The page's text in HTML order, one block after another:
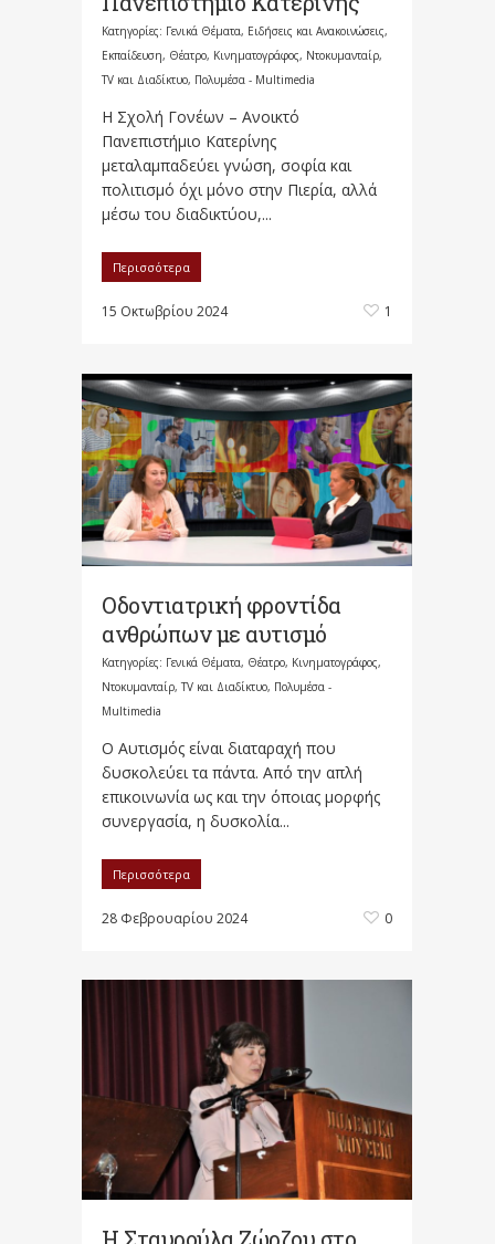
Κατηγορίες: Γενικά Θέματα, Ειδήσεις και Ανακοινώσεις,
Εκπαίδευση, Θέατρο, Κινηματογράφος, Ντοκυμανταίρ,
TV και Διαδίκτυο, Πολυμέσα - Multimedia
Η Σχολή Γονέων – Ανοικτό
Πανεπιστήμιο Κατερίνης
μεταλαμπαδεύει γνώση, σοφία και
πολιτισμό όχι μόνο στην Πιερία, αλλά
μέσω του διαδικτύου,...
Περισσότερα
15 Οκτωβρίου 2024 1
Οδοντιατρική φροντίδα
ανθρώπων με αυτισμό
Κατηγορίες: Γενικά Θέματα, Θέατρο, Κινηματογράφος,
Ντοκυμανταίρ, TV και Διαδίκτυο, Πολυμέσα -
Multimedia
Ο Αυτισμός είναι διαταραχή που
δυσκολεύει τα πάντα. Από την απλή
επικοινωνία ως και την όποιας μορφής
συνεργασία, η δυσκολία...
Περισσότερα
28 Φεβρουαρίου 2024 0
Η Σταυρούλα Ζώρζου στο